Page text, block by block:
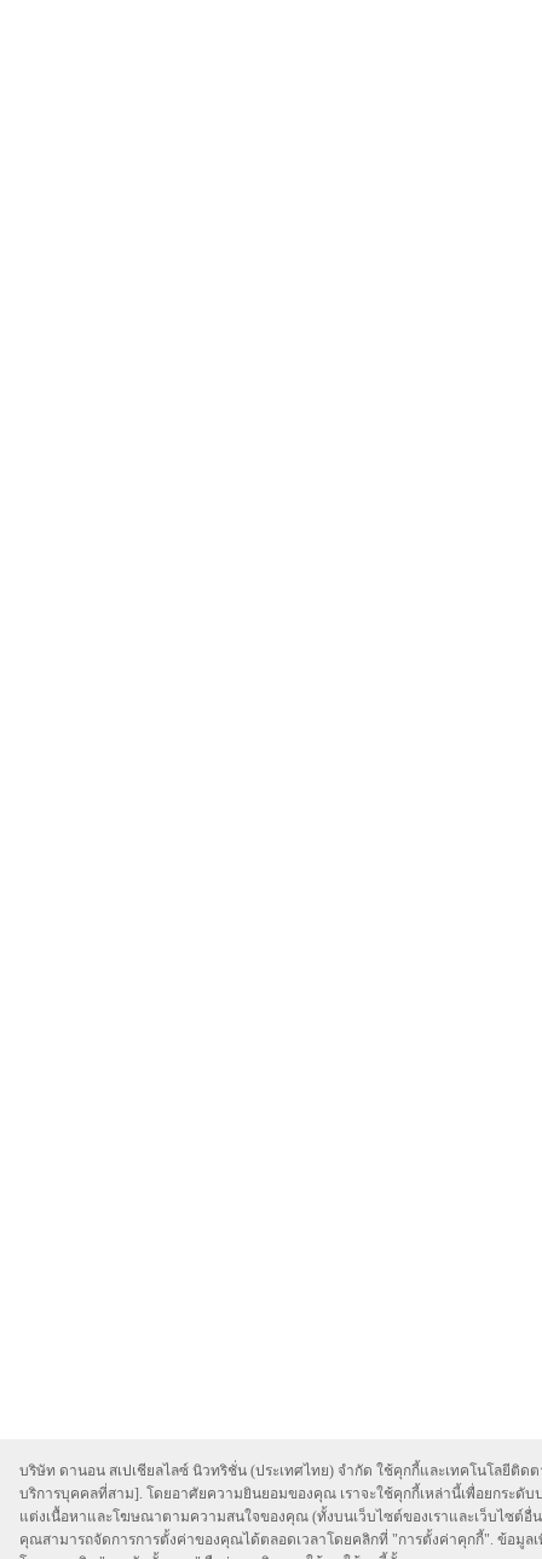
บริษัท ดานอน สเปเชียลไลซ์ นิวทริชั่น (ประเทศไทย) จำกัด ใช้คุกกี้และเทคโนโลยีติ
บริการบุคคลที่สาม]. โดยอาศัยความยินยอมของคุณ เราจะใช้คุกกี้เหล่านี้เพื่อยกระดั
แต่งเนื้อหาและโฆษณาตามความสนใจของคุณ (ทั้งบนเว็บไซต์ของเราและเว็บไซต์อื่
คุณสามารถจัดการการตั้งค่าของคุณได้ตลอดเวลาโดยคลิกที่ "การตั้งค่าคุกกี้". ข้อมูล